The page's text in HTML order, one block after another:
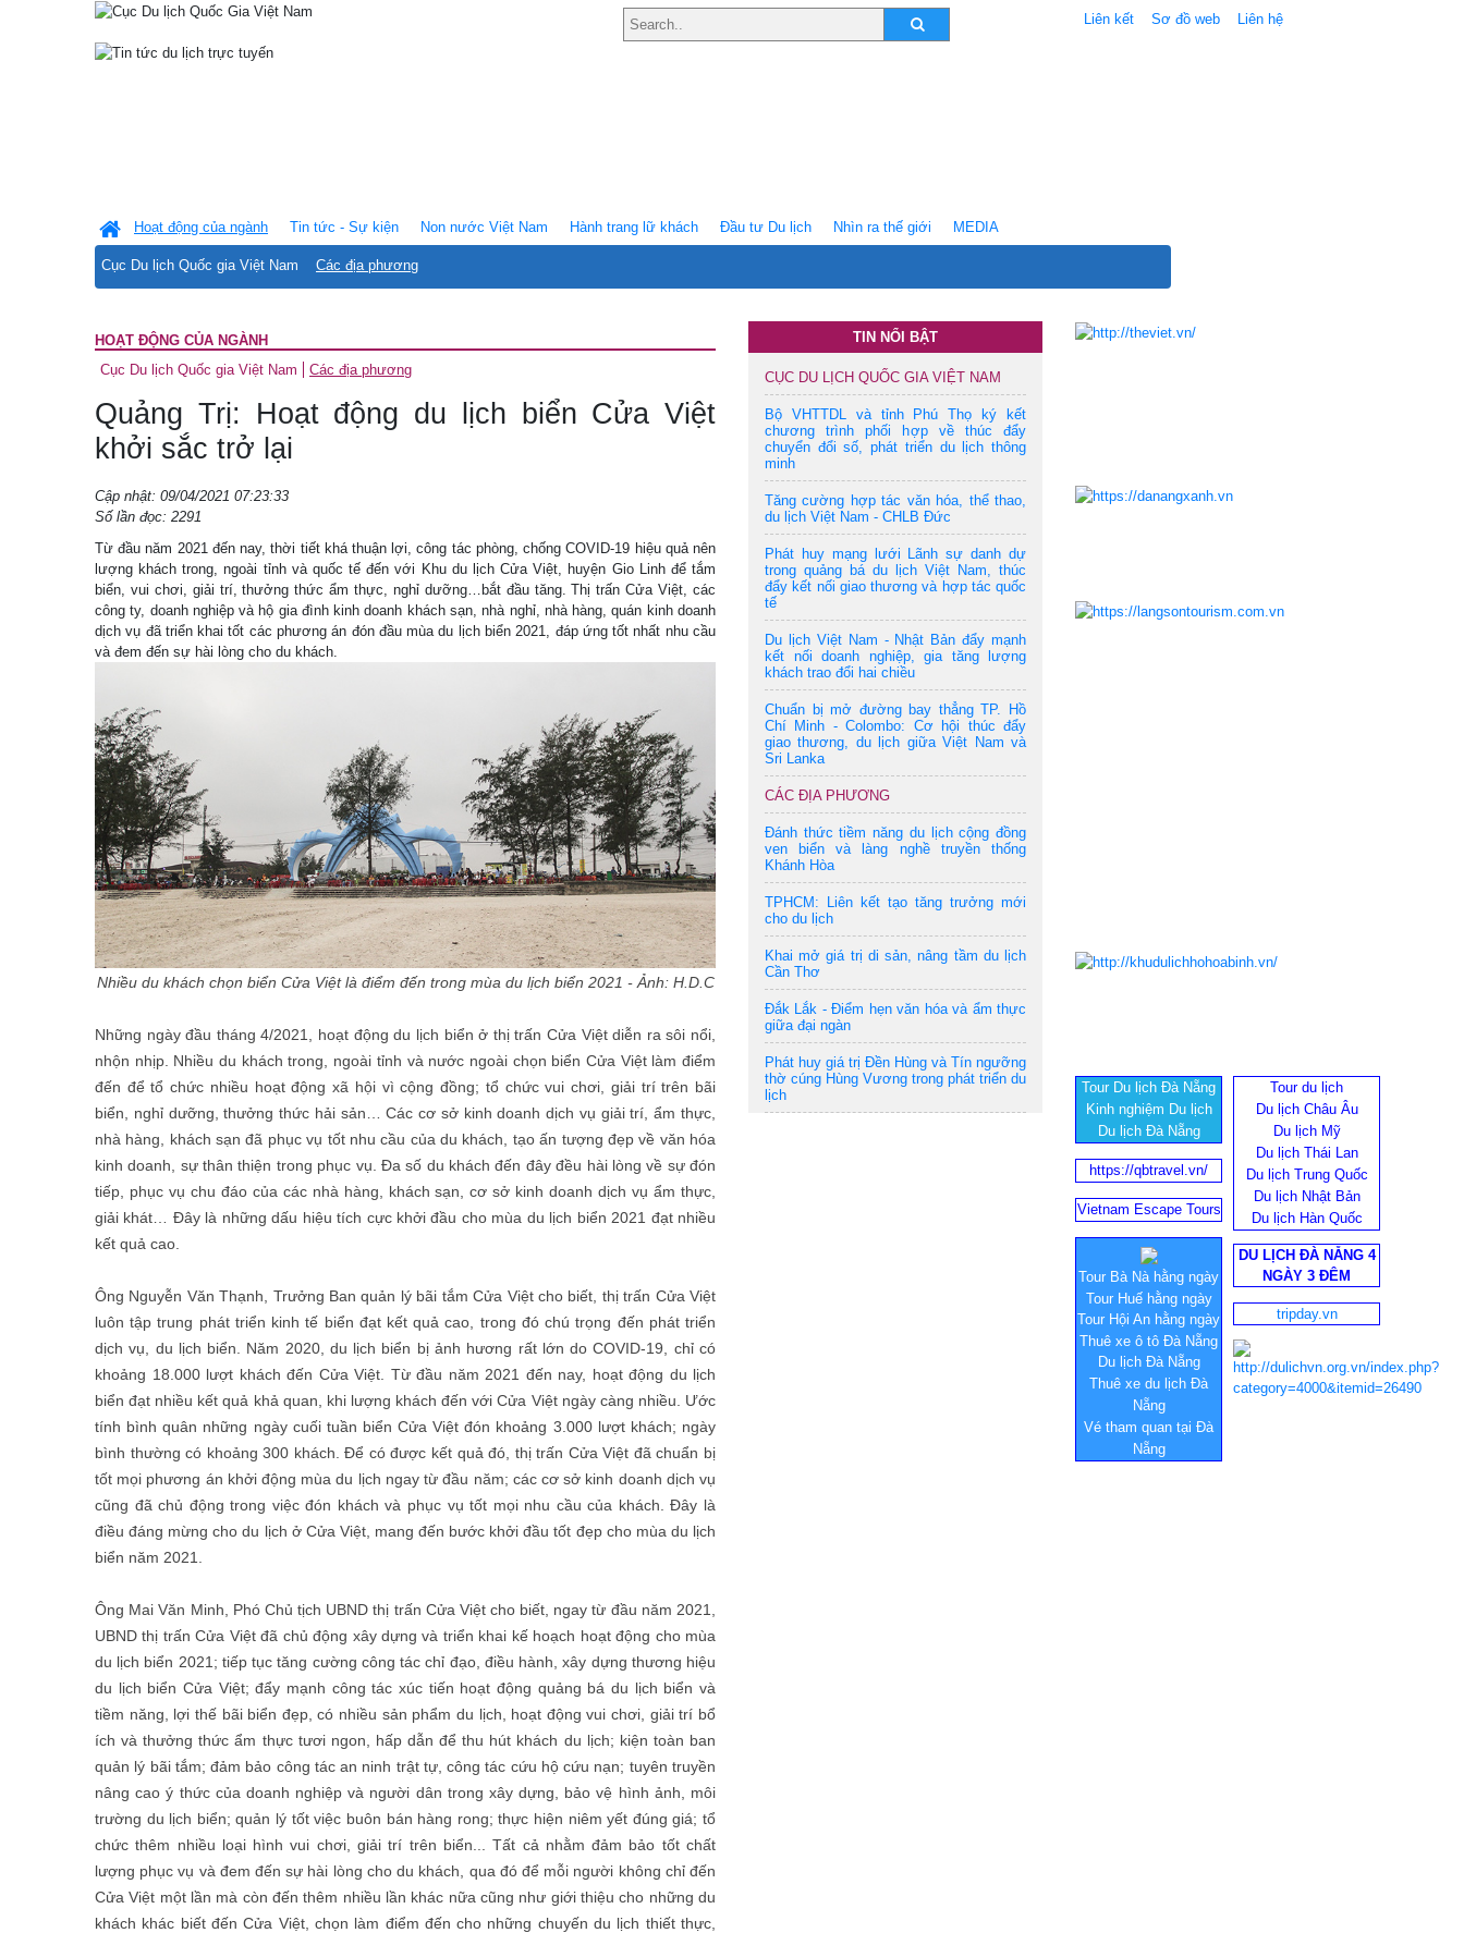
Liên kết Sơ đồ web Liên hệ
Hoạt động của ngành
Cục Du lịch Quốc gia Việt Nam Các địa phương
Tin tức - Sự kiện Non nước Việt Nam Hành trang lữ khách Ðầu tư Du lịch Nhìn ra thế giới MEDIA
HOẠT ĐỘNG CỦA NGÀNH
Cục Du lịch Quốc gia Việt Nam
Các địa phương
Quảng Trị: Hoạt động du lịch biển Cửa Việt
khởi sắc trở lại
Cập nhật: 09/04/2021 07:23:33
Số lần đọc: 2291
Từ đầu năm 2021 đến nay, thời tiết khá thuận lợi, công tác phòng, chống COVID-19 hiệu quả nên
lượng khách trong, ngoài tỉnh và quốc tế đến với Khu du lịch Cửa Việt, huyện Gio Linh để tắm
biển, vui chơi, giải trí, thưởng thức ẩm thực, nghỉ dưỡng…bắt đầu tăng. Thị trấn Cửa Việt, các
công ty, doanh nghiệp và hộ gia đình kinh doanh khách sạn, nhà nghỉ, nhà hàng, quán kinh doanh
dịch vụ đã triển khai tốt các phương án đón đầu mùa du lịch biển 2021, đáp ứng tốt nhất nhu cầu
và đem đến sự hài lòng cho du khách.
Nhiều du khách chọn biển Cửa Việt là điểm đến trong mùa du lịch biển 2021 - Ảnh: H.D.C​
Những ngày đầu tháng 4/2021, hoạt động du lịch biển ở thị trấn Cửa Việt diễn ra sôi nổi,
nhộn nhịp. Nhiều du khách trong, ngoài tỉnh và nước ngoài chọn biển Cửa Việt làm điểm
đến để tổ chức nhiều hoạt động xã hội vì cộng đồng; tổ chức vui chơi, giải trí trên bãi
biển, nghỉ dưỡng, thưởng thức hải sản… Các cơ sở kinh doanh dịch vụ giải trí, ẩm thực,
nhà hàng, khách sạn đã phục vụ tốt nhu cầu của du khách, tạo ấn tượng đẹp về văn hóa
kinh doanh, sự thân thiện trong phục vụ. Đa số du khách đến đây đều hài lòng về sự đón
tiếp, phục vụ chu đáo của các nhà hàng, khách sạn, cơ sở kinh doanh dịch vụ ẩm thực,
giải khát… Đây là những dấu hiệu tích cực khởi đầu cho mùa du lịch biển 2021 đạt nhiều
kết quả cao.
Ông Nguyễn Văn Thạnh, Trưởng Ban quản lý bãi tắm Cửa Việt cho biết, thị trấn Cửa Việt
luôn tập trung phát triển kinh tế biển đạt kết quả cao, trong đó chú trọng đến phát triển
dịch vụ, du lịch biển. Năm 2020, du lịch biển bị ảnh hương rất lớn do COVID-19, chỉ có
khoảng 18.000 lượt khách đến Cửa Việt. Từ đầu năm 2021 đến nay, hoạt động du lịch
biển đạt nhiều kết quả khả quan, khi lượng khách đến với Cửa Việt ngày càng nhiều. Ước
tính bình quân những ngày cuối tuần biển Cửa Việt đón khoảng 3.000 lượt khách; ngày
bình thường có khoảng 300 khách. Để có được kết quả đó, thị trấn Cửa Việt đã chuẩn bị
tốt mọi phương án khởi động mùa du lịch ngay từ đầu năm; các cơ sở kinh doanh dịch vụ
cũng đã chủ động trong việc đón khách và phục vụ tốt mọi nhu cầu của khách. Đây là
điều đáng mừng cho du lịch ở Cửa Việt, mang đến bước khởi đầu tốt đẹp cho mùa du lịch
biển năm 2021.
Ông Mai Văn Minh, Phó Chủ tịch UBND thị trấn Cửa Việt cho biết, ngay từ đầu năm 2021,
UBND thị trấn Cửa Việt đã chủ động xây dựng và triển khai kế hoạch hoạt động cho mùa
du lịch biển 2021; tiếp tục tăng cường công tác chỉ đạo, điều hành, xây dựng thương hiệu
du lịch biển Cửa Việt; đẩy mạnh công tác xúc tiến hoạt động quảng bá du lịch biển và
tiềm năng, lợi thế bãi biển đẹp, có nhiều sản phẩm du lịch, hoạt động vui chơi, giải trí bổ
ích và thưởng thức ẩm thực tươi ngon, hấp dẫn để thu hút khách du lịch; kiện toàn ban
quản lý bãi tắm; đảm bảo công tác an ninh trật tự, công tác cứu hộ cứu nạn; tuyên truyền
nâng cao ý thức của doanh nghiệp và người dân trong xây dựng, bảo vệ hình ảnh, môi
trường du lịch biển; quản lý tốt việc buôn bán hàng rong; thực hiện niêm yết đúng giá; tổ
chức thêm nhiều loại hình vui chơi, giải trí trên biển... Tất cả nhằm đảm bảo tốt chất
lượng phục vụ và đem đến sự hài lòng cho du khách, qua đó để mỗi người không chỉ đến
Cửa Việt một lần mà còn đến thêm nhiều lần khác nữa cũng như giới thiệu cho những du
khách khác biết đến Cửa Việt, chọn làm điểm đến cho những chuyến du lịch thiết thực,
TIN NỔI BẬT
CỤC DU LỊCH QUỐC GIA VIỆT NAM
Bộ VHTTDL và tỉnh Phú Thọ ký kết
chương trình phối hợp về thúc đẩy
chuyển đổi số, phát triển du lịch thông
minh
Tăng cường hợp tác văn hóa, thể thao,
du lịch Việt Nam - CHLB Đức
Phát huy mạng lưới Lãnh sự danh dự
trong quảng bá du lịch Việt Nam, thúc
đẩy kết nối giao thương và hợp tác quốc
tế
Du lịch Việt Nam - Nhật Bản đẩy mạnh
kết nối doanh nghiệp, gia tăng lượng
khách trao đổi hai chiều
Chuẩn bị mở đường bay thẳng TP. Hồ
Chí Minh - Colombo: Cơ hội thúc đẩy
giao thương, du lịch giữa Việt Nam và
Sri Lanka
CÁC ĐỊA PHƯƠNG
Đánh thức tiềm năng du lịch cộng đồng
ven biển và làng nghề truyền thống
Khánh Hòa
TPHCM: Liên kết tạo tăng trưởng mới
cho du lịch
Khai mở giá trị di sản, nâng tầm du lịch
Cần Thơ
Đắk Lắk - Điểm hẹn văn hóa và ẩm thực
giữa đại ngàn
Phát huy giá trị Đền Hùng và Tín ngưỡng
thờ cúng Hùng Vương trong phát triển du
lịch
Tour Du lịch Đà Nẵng
Kinh nghiệm Du lịch
Du lịch Đà Nẵng
Tour du lịch
Du lịch Châu Âu
Du lịch Mỹ
Du lịch Thái Lan
Du lịch Trung Quốc
Du lịch Nhật Bản
Du lịch Hàn Quốc
https://qbtravel.vn/
Vietnam Escape Tours
Tour Bà Nà hằng ngày
Tour Huế hằng ngày
Tour Hội An hằng ngày
Thuê xe ô tô Đà Nẵng
Du lịch Đà Nẵng
Thuê xe du lịch Đà
Nẵng
Vé tham quan tại Đà
Nẵng
DU LỊCH ĐÀ NẴNG 4
NGÀY 3 ĐÊM
tripday.vn